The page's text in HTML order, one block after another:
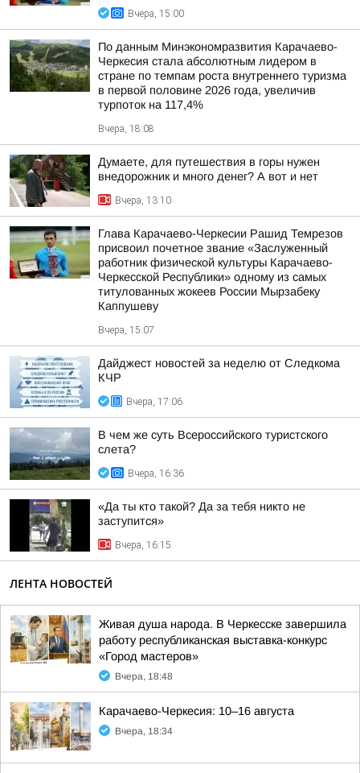
Вчера, 15:00
По данным Минэкономразвития Карачаево-
Черкесия стала абсолютным лидером в
стране по темпам роста внутреннего туризма
в первой половине 2026 года, увеличив
турпоток на 117,4%
Вчера, 18:08
Думаете, для путешествия в горы нужен
внедорожник и много денег? А вот и нет
Вчера, 13:10
Глава Карачаево-Черкесии Рашид Темрезов
присвоил почетное звание «Заслуженный
работник физической культуры Карачаево-
Черкесской Республики» одному из самых
титулованных жокеев России Мырзабеку
Каппушеву
Вчера, 15:07
Дайджест новостей за неделю от Следкома
КЧР
Вчера, 17:06
В чем же суть Всероссийского туристского
слета?
Вчера, 16:36
«Да ты кто такой? Да за тебя никто не
заступится»
Вчера, 16:15
ЛЕНТА НОВОСТЕЙ
Живая душа народа. В Черкесске завершила
работу республиканская выставка-конкурс
«Город мастеров»
Вчера, 18:48
Карачаево-Черкесия: 10–16 августа
Вчера, 18:34